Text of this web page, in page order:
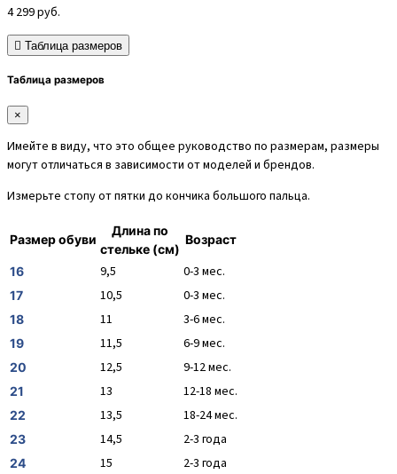
4 299руб.
Таблица размеров
Таблица размеров
×
Имейте в виду, что это общее руководство по размерам, размеры
могут отличаться в зависимости от моделей и брендов.
Измерьте стопу от пятки до кончика большого пальца.
Размер обуви
Длина по
стельке (см)
Возраст
16 9,5 0-3 мес.
17 10,5 0-3 мес.
18 11 3-6 мес.
19 11,5 6-9 мес.
20 12,5 9-12 мес.
21 13 12-18 мес.
22 13,5 18-24 мес.
23 14,5 2-3 года
24 15 2-3 года